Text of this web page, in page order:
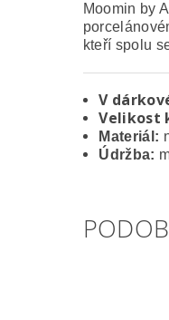
Moomin by
kteří spolu
V
Velikost
Materiál:
Údržba: